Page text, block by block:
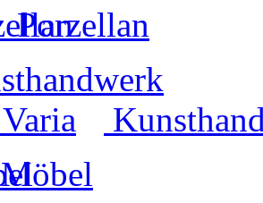
Porzellan
Möbel